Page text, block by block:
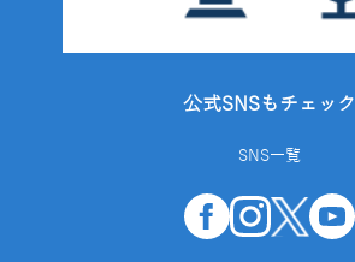
公式SNSもチェック
SNS一覧